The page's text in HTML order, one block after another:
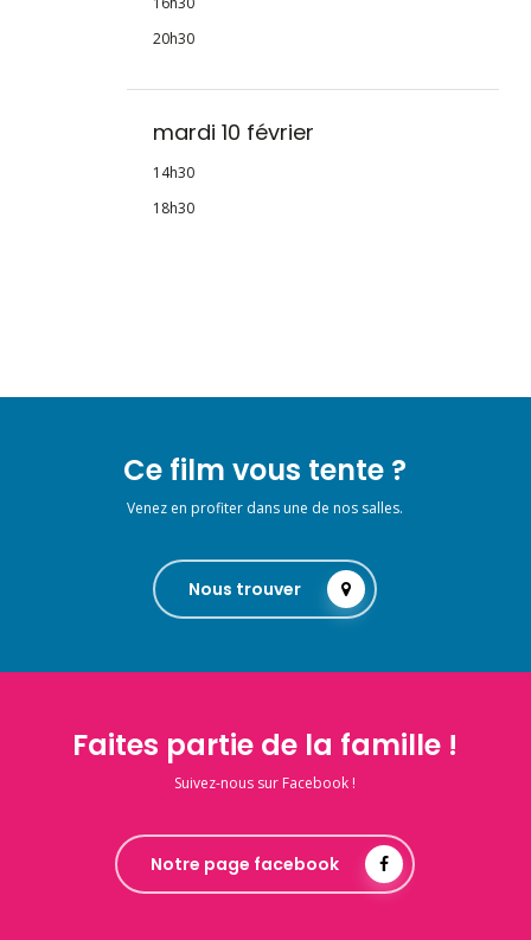
20h30
mardi 10 février
14h30
18h30
Ce film vous tente ?
Venez en profiter dans une de nos salles.
Nous trouver
Faites partie de la famille !
Suivez-nous sur Facebook !
Notre page facebook